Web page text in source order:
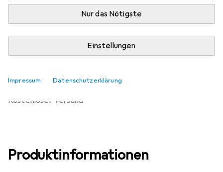
Nur das Nötigste
Einstellungen
Impressum Datenschutzerklärung
Lieferort angeben für genaue Lieferzeit
In den Warenkorb
kostenloser Versand
Produktinformationen